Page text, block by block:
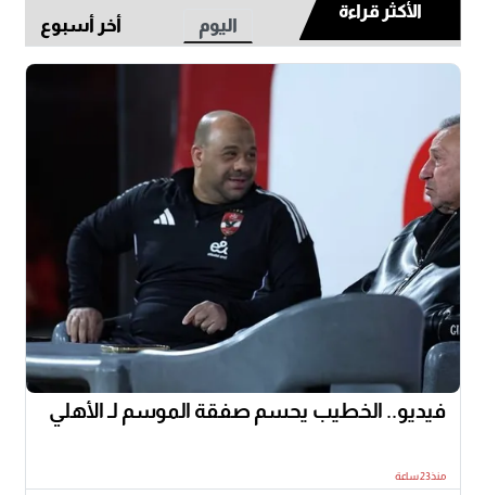
الأكثر قراءة
اليوم أخر أسبوع
فيديو.. الخطيب يحسم صفقة الموسم لـ الأهلي
منذ23 ساعة